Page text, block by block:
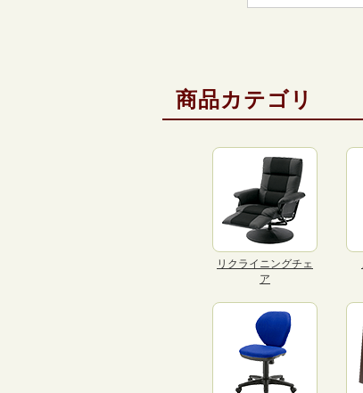
商品カテゴリ
リクライニングチェ
ア